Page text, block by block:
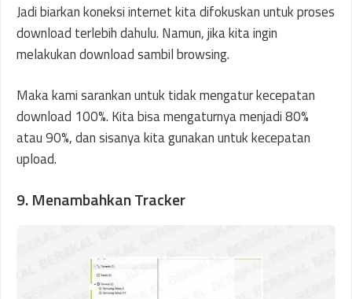
Jadi biarkan koneksi internet kita difokuskan untuk proses
download terlebih dahulu. Namun, jika kita ingin
melakukan download sambil browsing.
Maka kami sarankan untuk tidak mengatur kecepatan
download 100%. Kita bisa mengaturnya menjadi 80%
atau 90%, dan sisanya kita gunakan untuk kecepatan
upload.
9. Menambahkan Tracker